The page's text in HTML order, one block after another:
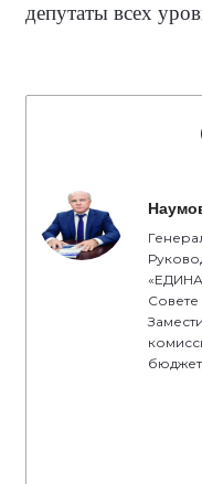
депутаты всех